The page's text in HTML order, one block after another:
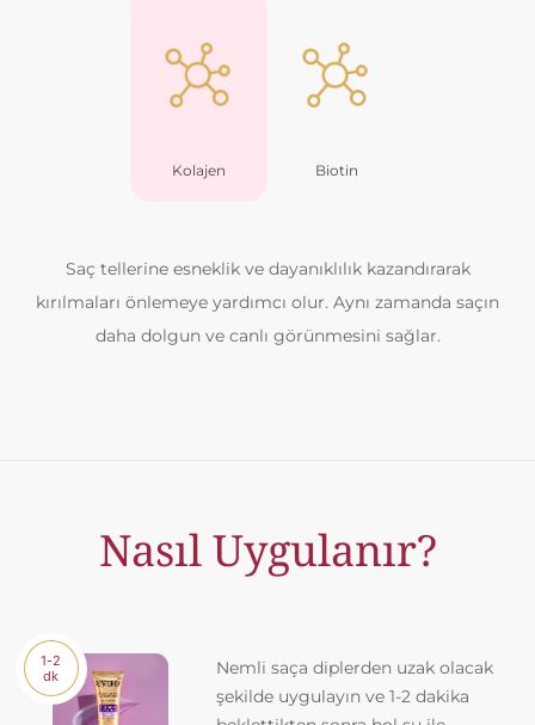
Nasıl Uygulanır?
1-2
dk
Nemli saça diplerden uzak olacak
şekilde uygulayın ve 1-2 dakika
Kolajen Biotin
Saç tellerine esneklik ve dayanıklılık kazandırarak
kırılmaları önlemeye yardımcı olur. Aynı zamanda saçın
daha dolgun ve canlı görünmesini sağlar.